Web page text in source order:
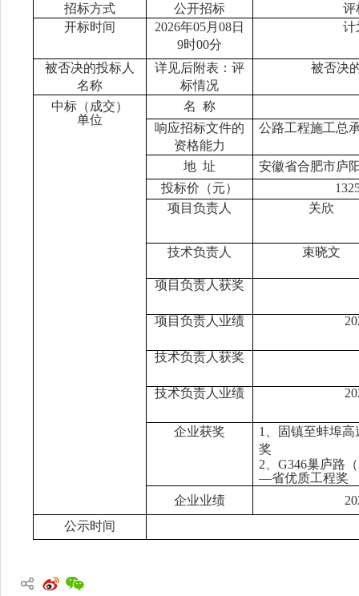
招标方式
公开招标
评
开标时间
2026年05月 08日
9时00分
计
被否决的投标人
名称
详见后附表：评
标情况
被否决
中标（成交）
单位
名 称
响应招标文件的
资格能力
公路工程施工总
地 址
安徽省合肥市庐
投标价（元）
项目负责人
关欣
技术负责人 束晓文
项目负责人获奖
项目负责人业绩
技术负责人获奖
技术负责人业绩
企业获奖
1、固镇至蚌埠
奖
2、G346巢庐路
—省优质工程奖
企业业绩
公示时间